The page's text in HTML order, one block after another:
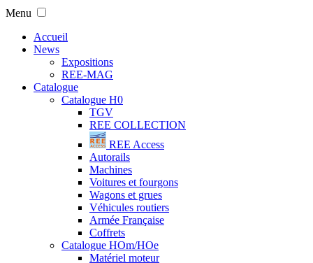
Menu
Accueil
News
Expositions
REE-MAG
Catalogue
Catalogue H0
TGV
REE COLLECTION
REE Access
Autorails
Machines
Voitures et fourgons
Wagons et grues
Véhicules routiers
Armée Française
Coffrets
Catalogue HOm/HOe
Matériel moteur